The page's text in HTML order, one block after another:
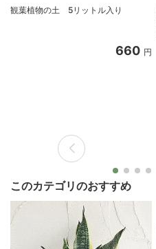
観葉植物の土 5リットル入り
660 円
このカテゴリのおすすめ